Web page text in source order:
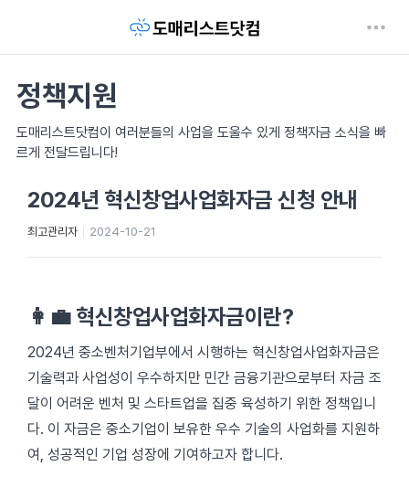
정책지원
도매리스트닷컴이 여러분들의 사업을 도울수 있게 정책자금 소식을 빠
르게 전달드립니다!
2024년 혁신창업사업화자금 신청 안내
최고관리자 2024-10-21
👩‍💼 혁신창업사업화자금이란?
2024년 중소벤처기업부에서 시행하는 혁신창업사업화자금은
기술력과 사업성이 우수하지만 민간 금융기관으로부터 자금 조
달이 어려운 벤처 및 스타트업을 집중 육성하기 위한 정책입니
다. 이 자금은 중소기업이 보유한 우수 기술의 사업화를 지원하
여, 성공적인 기업 성장에 기여하고자 합니다.